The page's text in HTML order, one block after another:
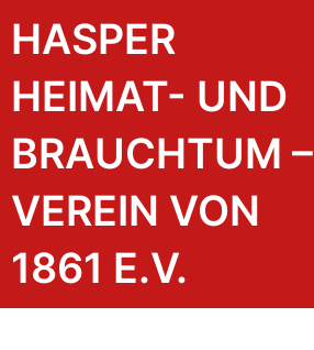
Inhalt
HASPER
HEIMAT- UND
BRAUCHTUM –
VEREIN VON
1861 E.V.